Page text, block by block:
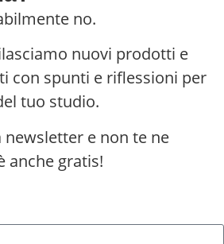
no.
nuovi prodotti e
con spunti e riflessioni per
tuo studio.
e non te ne
anche gratis!